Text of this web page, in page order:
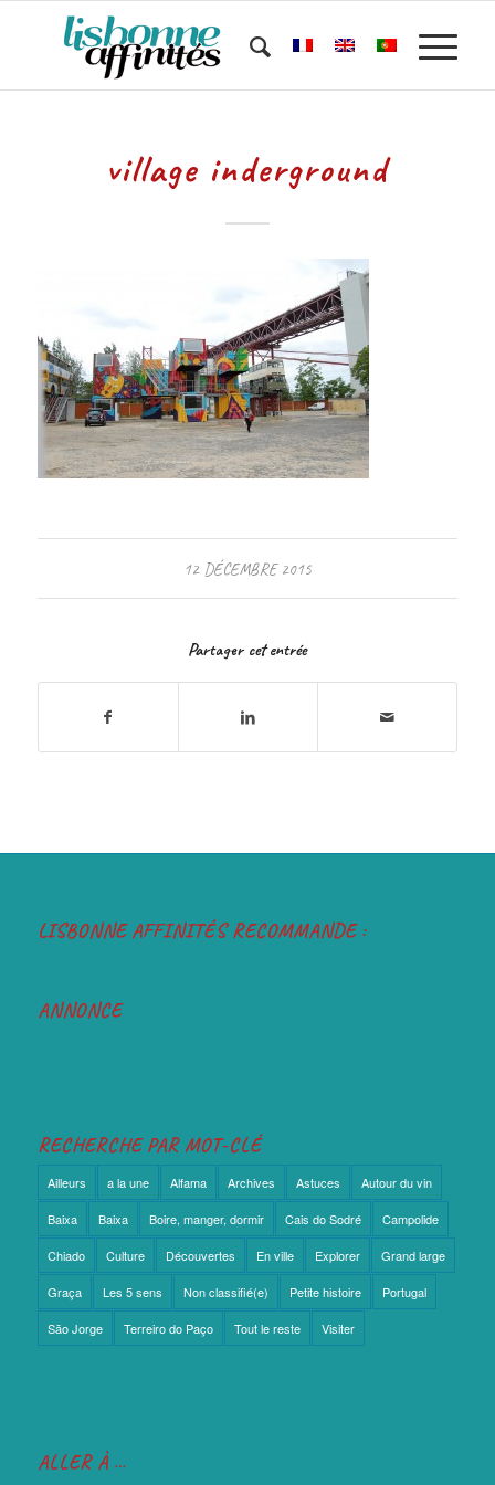
village inderground
12 DÉCEMBRE 2015
Partager cet entrée
LISBONNE AFFINITÉS RECOMMANDE :
ANNONCE
RECHERCHE PAR MOT-CLÉ
Ailleurs a la une Alfama Archives Astuces Autour du vin
Baixa Baixa Boire, manger, dormir Cais do Sodré Campolide
Chiado Culture Découvertes En ville Explorer Grand large
Graça Les 5 sens Non classifié(e) Petite histoire Portugal
São Jorge Terreiro do Paço Tout le reste Visiter
ALLER À …